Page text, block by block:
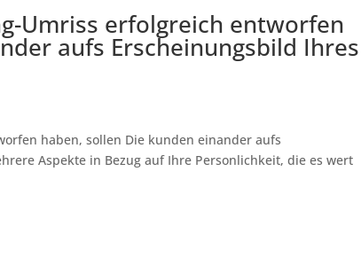
Umriss erfolgreich entworfen
aufs Erscheinungsbild Ihres
haben, sollen Die kunden einander aufs
Aspekte in Bezug auf Ihre Personlichkeit, die es wert